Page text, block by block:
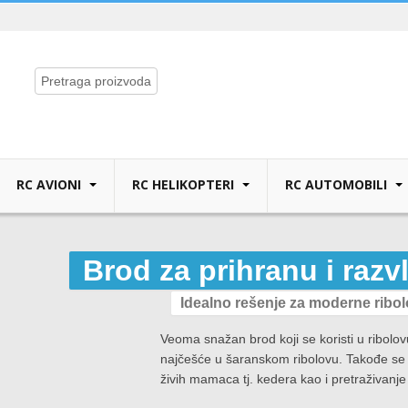
RC AVIONI RC HELIKOPTERI RC AUTOMOBILI
Brod za prihranu i
Idealno rešenje za moderne
Veoma snažan brod koji se koristi u
najčešće u šaranskom ribolovu. Takođe
živih mamaca tj. kedera kao i